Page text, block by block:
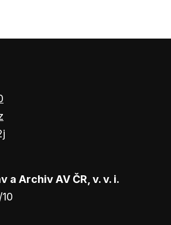
a Archiv AV ČR, v. v. i.